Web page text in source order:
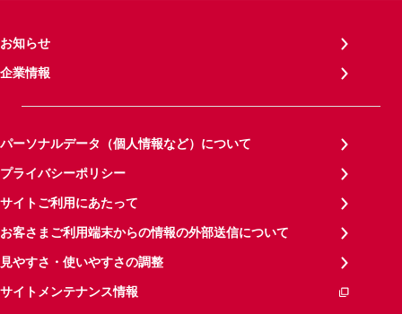
お知らせ
企業情報
パーソナルデータ（個人情報など）について
プライバシーポリシー
サイトご利用にあたって
お客さまご利用端末からの情報の外部送信について
見やすさ・使いやすさの調整
サイトメンテナンス情報